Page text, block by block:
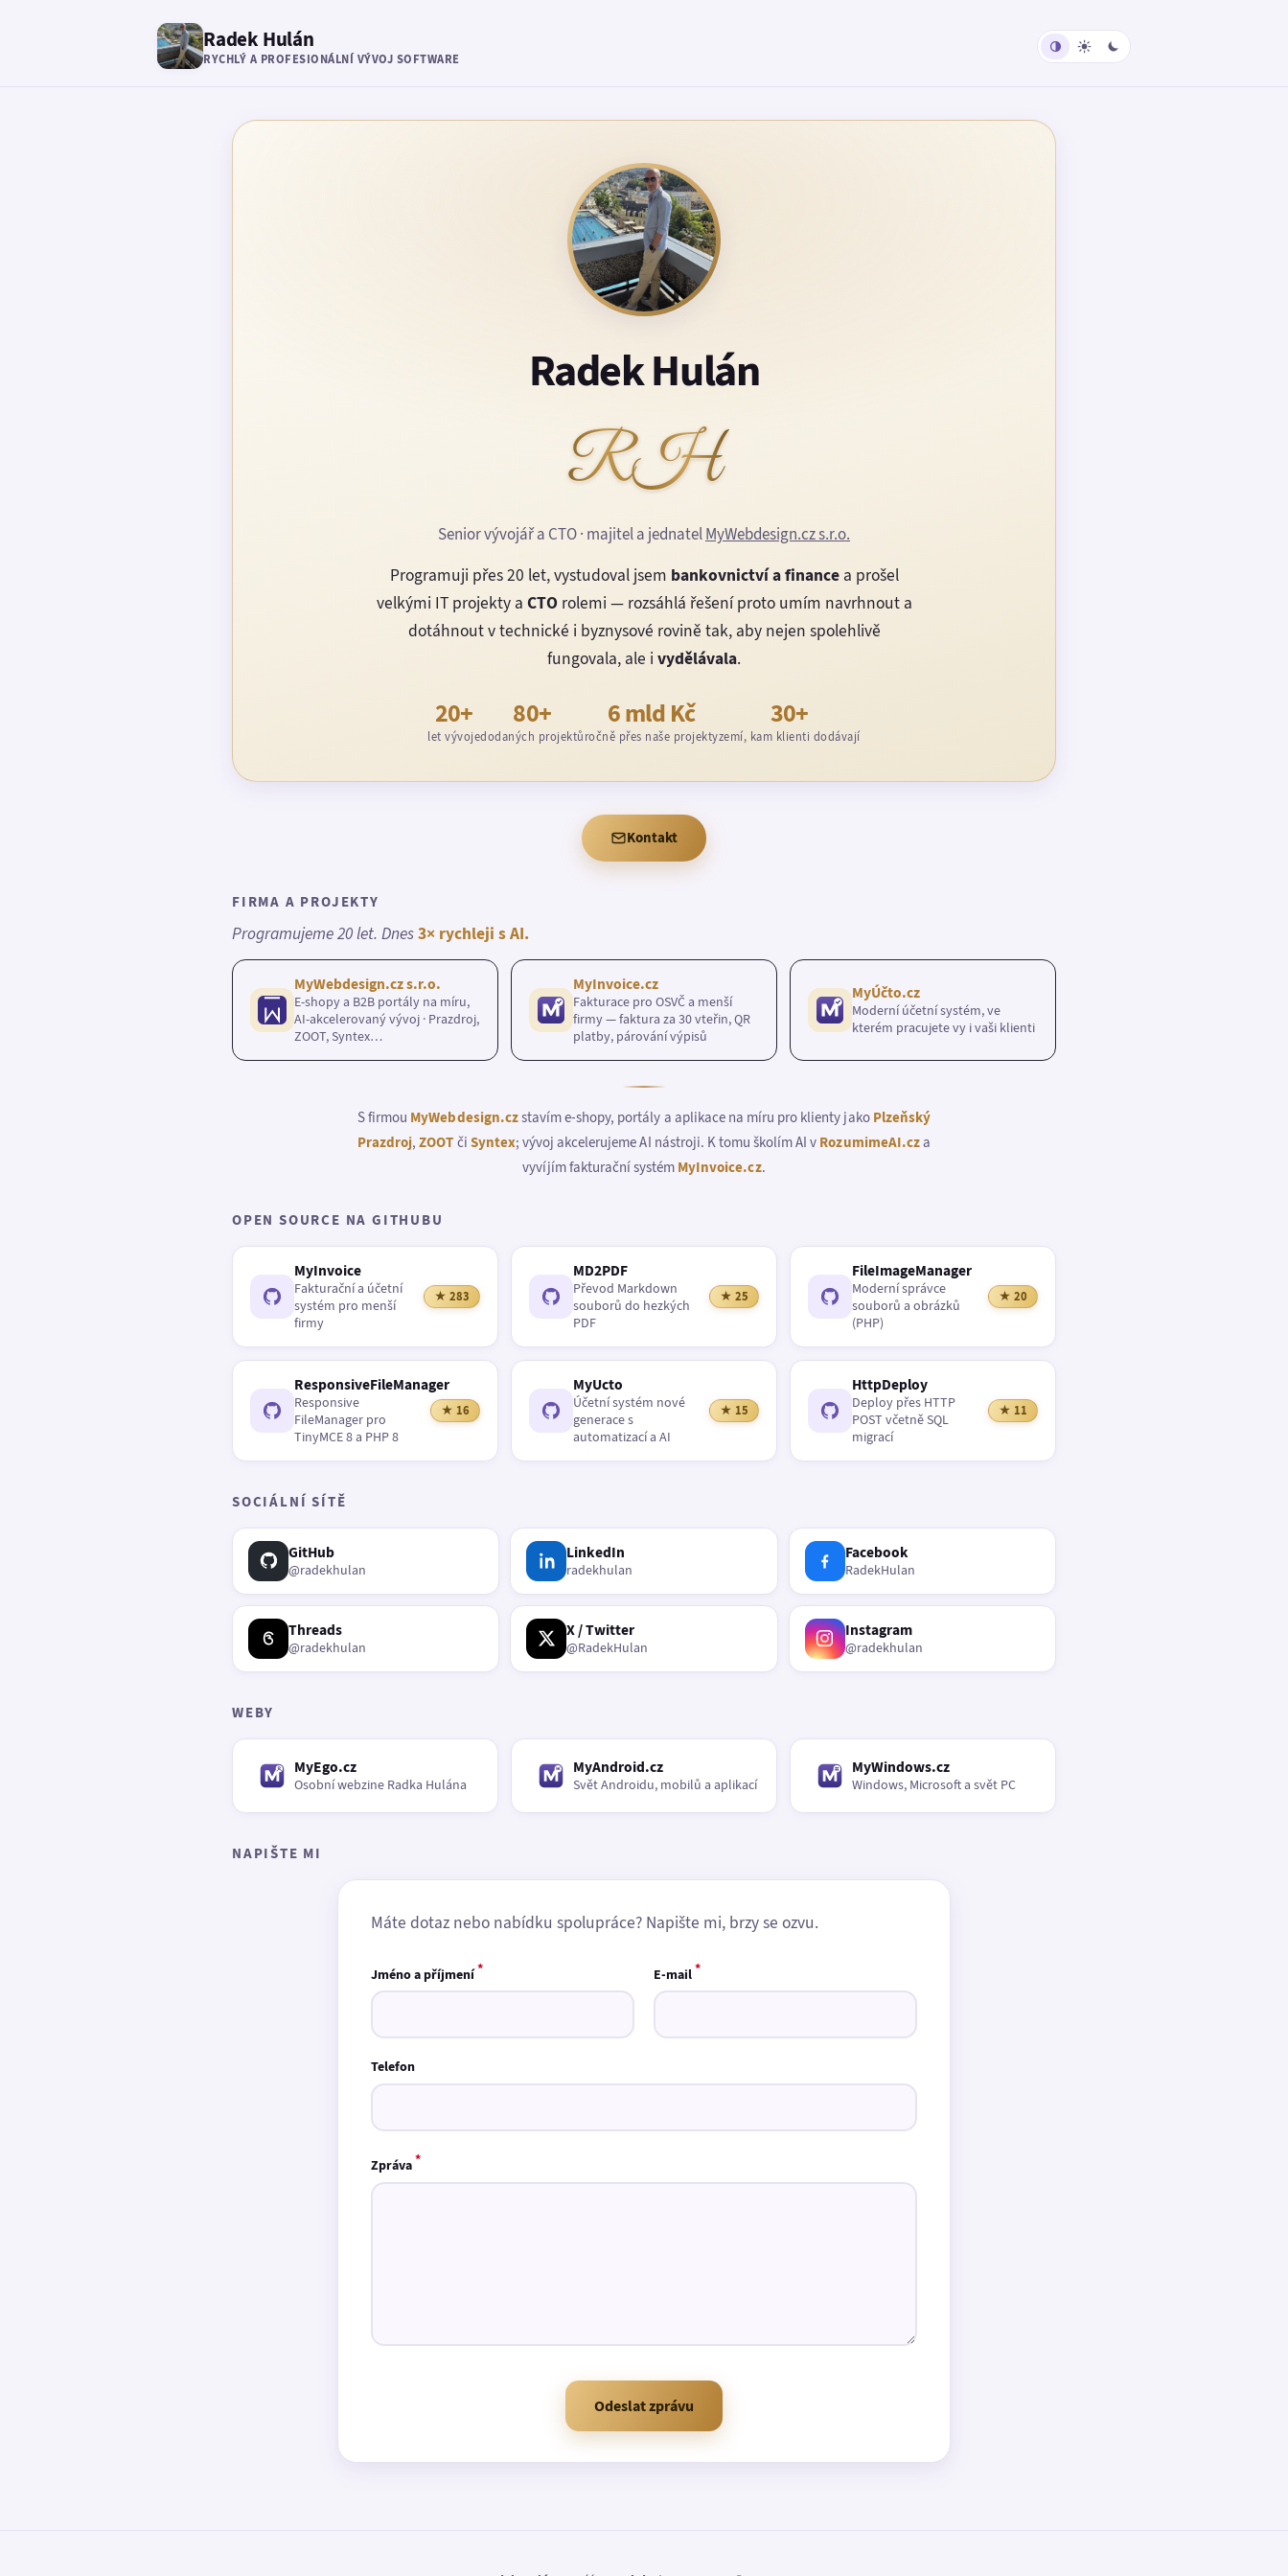
Radek Hulán
RYCHLÝ A PROFESIONÁLNÍ VÝVOJ SOFTWARE
Radek Hulán
RH
Senior vývojář a CTO · majitel a jednatelMyWebdesign.cz s.r.o.
Programuji přes 20 let, vystudoval jsem bankovnictví a financea prošel
velkými IT projekty a CTOrolemi — rozsáhlá řešení proto umím navrhnout a
dotáhnout v technické i byznysové rovině tak, aby nejen spolehlivě
fungovala, ale i vydělávala.
20+
let vývoje
80+
dodaných projektů
6 mld Kč
ročně přes naše projekty
30+
zemí, kam klienti dodávají
Kontakt
FIRMA A PROJEKTY
Programujeme 20 let. Dnes3× rychleji s AI.
MyWebdesign.cz s.r.o.
E-shopy a B2B portály na míru,
AI-akcelerovaný vývoj · Prazdroj,
ZOOT, Syntex…
MyInvoice.cz
Fakturace pro OSVČ a menší
firmy — faktura za 30 vteřin, QR
platby, párování výpisů
MyÚčto.cz
Moderní účetní systém, ve
kterém pracujete vy i vaši klienti
S firmou MyWebdesign.czstavím e-shopy, portály a aplikace na míru pro klienty jako Plzeňský
Prazdroj,ZOOT či Syntex; vývoj akcelerujeme AI nástroji. K tomu školím AI v RozumimeAI.cza
vyvíjím fakturační systém MyInvoice.cz.
OPEN SOURCE NA GITHUBU
MyInvoice
Fakturační a účetní
systém pro menší
firmy
★ 283
MD2PDF
Převod Markdown
souborů do hezkých
PDF
★ 25
FileImageManager
Moderní správce
souborů a obrázků
(PHP)
★ 20
ResponsiveFileManager
Responsive
FileManager pro
TinyMCE 8 a PHP 8
★ 16
MyUcto
Účetní systém nové
generace s
automatizací a AI
★ 15
HttpDeploy
Deploy přes HTTP
POST včetně SQL
migrací
★ 11
SOCIÁLNÍ SÍTĚ
GitHub
@radekhulan
LinkedIn
radekhulan
Facebook
RadekHulan
Threads
@radekhulan
X / Twitter
@RadekHulan
Instagram
@radekhulan
WEBY
MyEgo.cz
Osobní webzine Radka Hulána
MyAndroid.cz
Svět Androidu, mobilů a aplikací
MyWindows.cz
Windows, Microsoft a svět PC
NAPIŠTE MI
Máte dotaz nebo nabídku spolupráce? Napište mi, brzy se ozvu.
Jméno a příjmení* E-mail*
Telefon
Zpráva*
Odeslat zprávu